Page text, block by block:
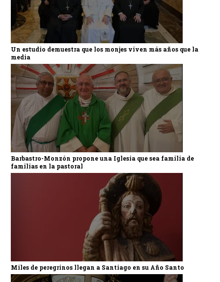
Un estudio demuestra que los monjes viven más años que la
media
Barbastro-Monzón propone una Iglesia que sea familia de
familias en la pastoral
Miles de peregrinos llegan a Santiago en su Año Santo